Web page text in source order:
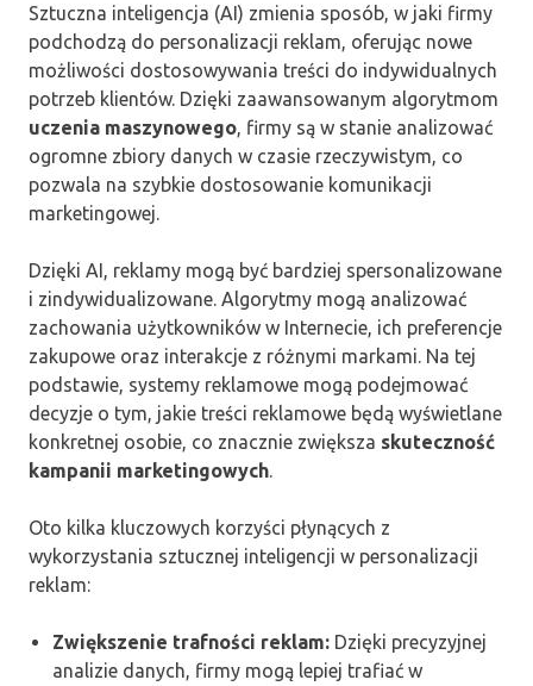
Sztuczna inteligencja (AI) zmienia sposób, w jaki firmy
podchodzą do personalizacji reklam, oferując nowe
możliwości dostosowywania treści do indywidualnych
potrzeb klientów. Dzięki zaawansowanym algorytmom
uczenia maszynowego , firmy są w stanie analizować
ogromne zbiory danych w czasie rzeczywistym, co
pozwala na szybkie dostosowanie komunikacji
marketingowej.
Dzięki AI, reklamy mogą być bardziej spersonalizowane
i zindywidualizowane. Algorytmy mogą analizować
zachowania użytkowników w Internecie, ich preferencje
zakupowe oraz interakcje z różnymi markami. Na tej
podstawie, systemy reklamowe mogą podejmować
decyzje o tym, jakie treści reklamowe będą wyświetlane
konkretnej osobie, co znacznie zwiększa skuteczność
kampanii marketingowych
Oto kilka kluczowych korzyści płynących z
wykorzystania sztucznej inteligencji w personalizacji
reklam:
Zwiększenie trafności reklam: Dzięki precyzyjnej
analizie danych, firmy mogą lepiej trafiać w